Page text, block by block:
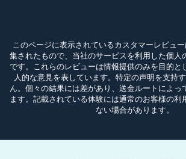
このページに表示されているカスタマーレビュ
集されたもので、当社のサービスを利用した個人
です。これらのレビューは情報提供のみを目的と
人的な意見を表しています。特定の声明を支持
ん。個々の結果には差があり、送金ルートによっ
ます。記載されている体験には通常のお客様の利
ない場合があります。